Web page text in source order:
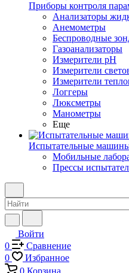
Приборы контроля
Анализаторы
Анемометры
Беспроводные
Газоанализаторы
Измерители pH
Измерители
Измерители
Логгеры
Люксметры
Манометры
Еще
Испытательные
Мобильные
Прессы
Войти
0
Сравнение
0
Избранное
0 Корзина